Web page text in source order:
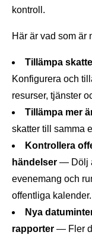
kontroll.
Här är vad som är
Tillämpa
Konfigurera och
resurser, tjänster
Tillämpa mer
skatter till samma
Kontrollera
händelser — Dölj
evenemang och
offentliga kalender.
Nya
rapporter — Fler